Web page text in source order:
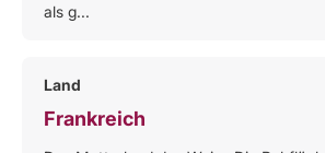
als g...
Land
Frankreich